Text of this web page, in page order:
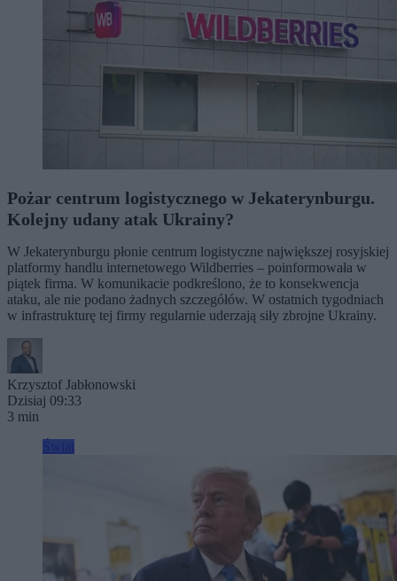
Pożar centrum logistycznego w Jekaterynburgu.
Kolejny udany atak Ukrainy?
W Jekaterynburgu płonie centrum logistyczne największej rosyjskiej
platformy handlu internetowego Wildberries – poinformowała w
piątek firma. W komunikacie podkreślono, że to konsekwencja
ataku, ale nie podano żadnych szczegółów. W ostatnich tygodniach
w infrastrukturę tej firmy regularnie uderzają siły zbrojne Ukrainy.
Krzysztof Jabłonowski
Dzisiaj 09:33
3 min